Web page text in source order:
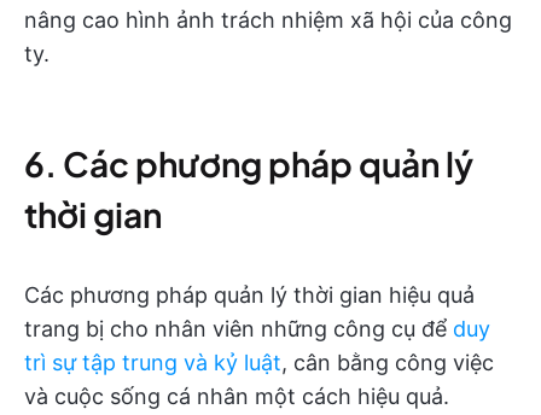
nâng cao hình ảnh trách nhiệm xã hội của công
ty.
6. Các phương pháp quản lý
thời gian
Các phương pháp quản lý thời gian hiệu quả
trang bị cho nhân viên những công cụ để duy
trì sự tập trung và kỷ luật, cân bằng công việc
và cuộc sống cá nhân một cách hiệu quả.